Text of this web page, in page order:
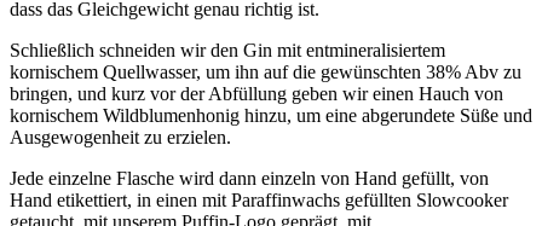
dass das Gleichgewicht genau richtig ist.
Schließlich schneiden wir den Gin mit entmineralisiertem
kornischem Quellwasser, um ihn auf die gewünschten 38% Abv zu
bringen, und kurz vor der Abfüllung geben wir einen Hauch von
kornischem Wildblumenhonig hinzu, um eine abgerundete Süße und
Ausgewogenheit zu erzielen.
Jede einzelne Flasche wird dann einzeln von Hand gefüllt, von
Hand etikettiert, in einen mit Paraffinwachs gefüllten Slowcooker